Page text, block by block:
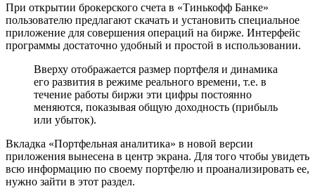
При открытии брокерского счета в «Тинькофф Банке»
пользователю предлагают скачать и установить специальное
приложение для совершения операций на бирже. Интерфейс
программы достаточно удобный и простой в использовании.
Вверху отображается размер портфеля и динамика
его развития в режиме реального времени, т.е. в
течение работы биржи эти цифры постоянно
меняются, показывая общую доходность (прибыль
или убыток).
Вкладка «Портфельная аналитика» в новой версии
приложения вынесена в центр экрана. Для того чтобы увидеть
всю информацию по своему портфелю и проанализировать ее,
нужно зайти в этот раздел.